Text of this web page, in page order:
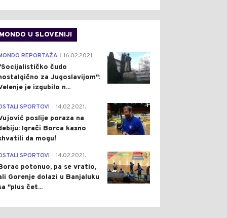
MONDO U SLOVENIJI
4
REPORTAŽA 16.02.2021.
čudo
za Jugoslavijom":
je izgubilo n...
1
SPORTOVI 14.02.2021.
poslije poraza na
Igrači Borca kasno
da mogu!
3
SPORTOVI 14.02.2021.
potonuo, pa se vratio,
Gorenje dolazi u Banjaluku
"plus čet...